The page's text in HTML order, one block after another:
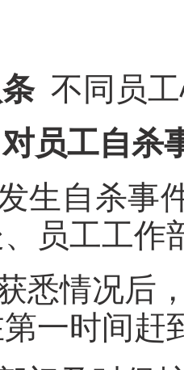
条 不同员
对员工自杀
生自杀事
员工工作
悉情况后
第一时间